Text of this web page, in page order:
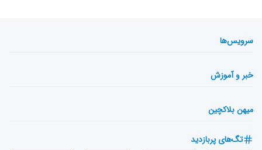
سرویس‌ها
خبر و آموزش
میهن بلاکچین
تگ‌های پربازدید